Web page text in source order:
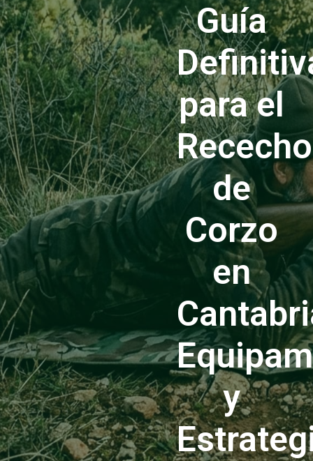
Guía
para el
Rececho
de
Corzo
en
y